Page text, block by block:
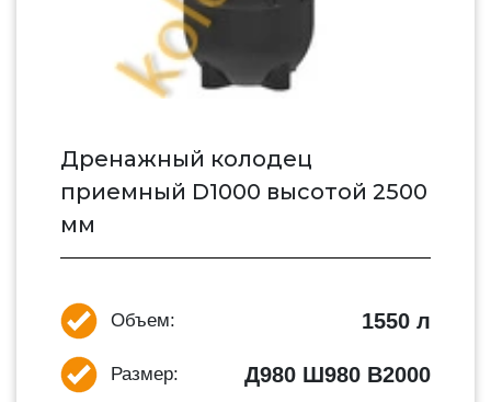
Дренажный колодец
приемный D1000 высотой 2500
мм
Объем: 1550 л
Размер: Д980 Ш980 В2000